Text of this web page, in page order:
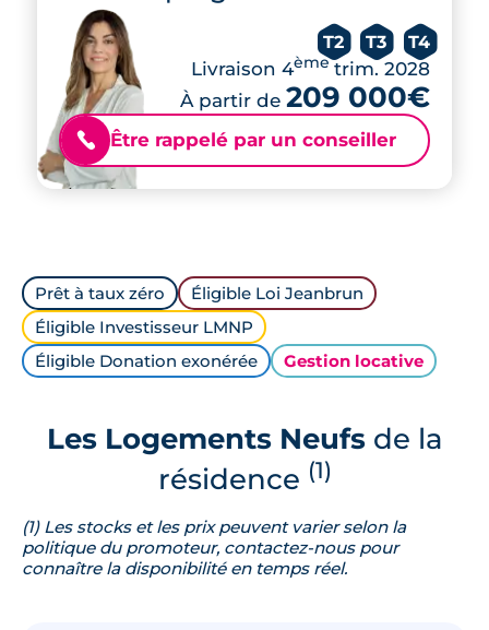
T2 T3 T4
Livraison 4èmetrim. 2028
À partir de 209 000€
📞 Être rappelé par un conseiller
Prêt à taux zéro
Éligible Loi Jeanbrun
Éligible Investisseur LMNP
Éligible Donation exonérée
Gestion locative
Les Logements Neufsde la
résidence (1)
(1) Les stocks et les prix peuvent varier selon la
politique du promoteur, contactez-nous pour
connaître la disponibilité en temps réel.